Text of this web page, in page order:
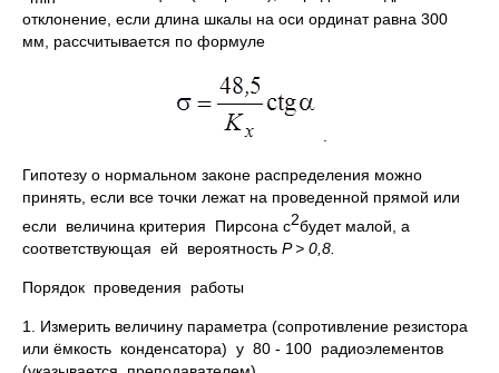
отклонение, если длина шкалы на оси ординат равна 300
мм, рассчитывается по формуле
.
Гипотезу о нормальном законе распределения можно
принять, если все точки лежат на проведенной прямой или
если величина критерия Пирсона c2будет малой, а
соответствующая ей вероятность P > 0,8.
Порядок проведения работы
1. Измерить величину параметра (сопротивление резистора
или ёмкость конденсатора) у 80 - 100 радиоэлементов